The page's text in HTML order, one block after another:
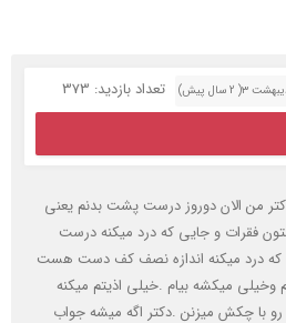
تعداد بازدید: 373
دوروز درست پشت بدنم یعنی
و جایی که درد میکنه درست
میکنه اندازه نصف کف دست هست
بیام .خیلی اذیتم میکنه
چکش میزنن .دکتر اگه میشه جواب